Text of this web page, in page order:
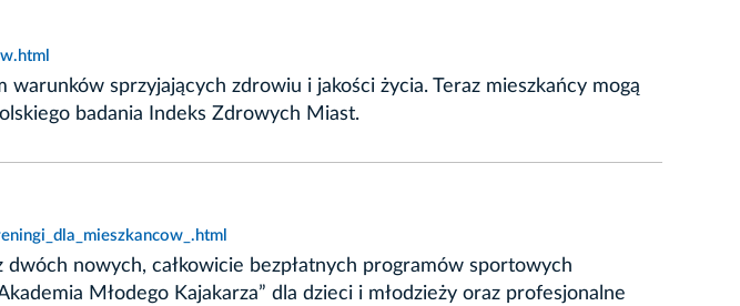
sprzyjających zdrowiu i jakości życia. Teraz mieszkańcy mogą
badania Indeks Zdrowych Miast.
nowych, całkowicie bezpłatnych programów sportowych
Młodego Kajakarza” dla dzieci i młodzieży oraz profesjonalne